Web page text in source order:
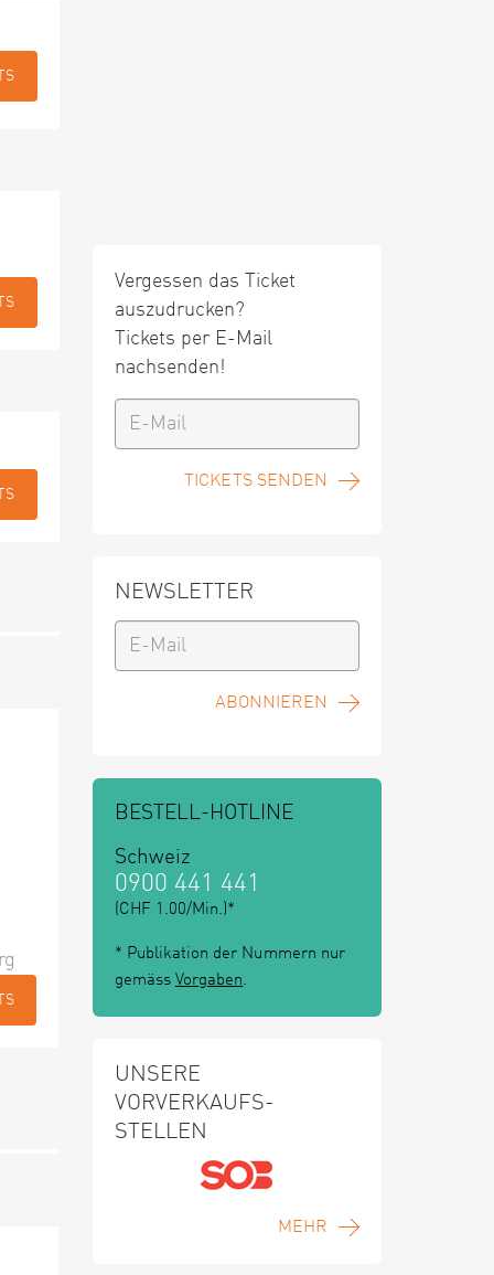
Vergessen das Ticket
auszudrucken?
Tickets per E-Mail
nachsenden!
TICKETS SENDEN
NEWSLETTER
ABONNIEREN
BESTELL-HOTLINE
Schweiz
0900 441 441
(CHF 1.00/Min.)*
* Publikation der Nummern nur
gemäss Vorgaben.
UNSERE
VORVERKAUFS-
STELLEN
MEHR